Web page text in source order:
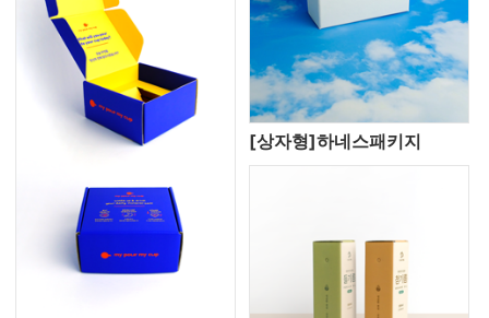
[상자형]하네스패키지